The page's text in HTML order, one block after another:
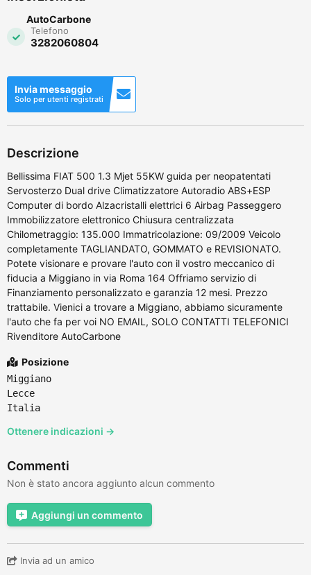
AutoCarbone
Telefono
3282060804
Invia messaggio
Solo per utenti registrati
Descrizione
Bellissima FIAT 500 1.3 Mjet 55KW guida per neopatentati
Servosterzo Dual drive Climatizzatore Autoradio ABS+ESP
Computer di bordo Alzacristalli elettrici 6 Airbag Passeggero
Immobilizzatore elettronico Chiusura centralizzata
Chilometraggio: 135.000 Immatricolazione: 09/2009 Veicolo
completamente TAGLIANDATO, GOMMATO e REVISIONATO.
Potete visionare e provare l'auto con il vostro meccanico di
fiducia a Miggiano in via Roma 164 Offriamo servizio di
Finanziamento personalizzato e garanzia 12 mesi. Prezzo
trattabile. Vienici a trovare a Miggiano, abbiamo sicuramente
l'auto che fa per voi NO EMAIL, SOLO CONTATTI TELEFONICI
Rivenditore AutoCarbone
Posizione
Miggiano
Lecce
Italia
Ottenere indicazioni →
Commenti
Non è stato ancora aggiunto alcun commento
Aggiungi un commento
Invia ad un amico